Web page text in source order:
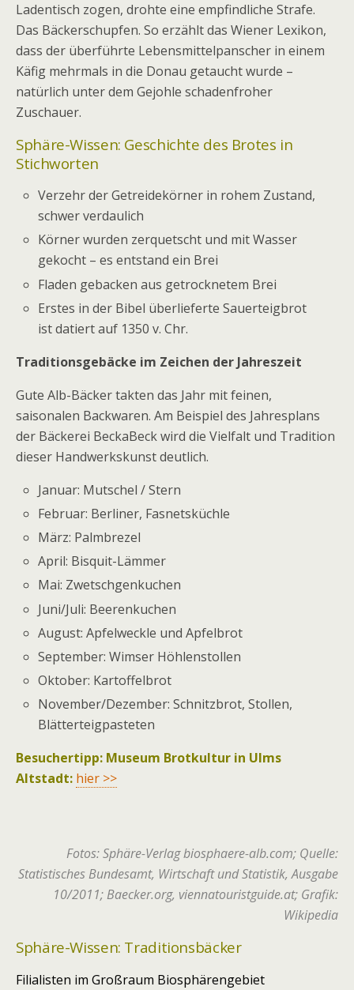
Ladentisch zogen, drohte eine empfindliche Strafe.
Das Bäckerschupfen. So erzählt das Wiener Lexikon,
dass der überführte Lebensmittelpanscher in einem
Käfig mehrmals in die Donau getaucht wurde –
natürlich unter dem Gejohle schadenfroher
Zuschauer.
Sphäre-Wissen: Geschichte des Brotes in
Stichworten
Verzehr der Getreidekörner in rohem Zustand,
schwer verdaulich
Körner wurden zerquetscht und mit Wasser
gekocht – es entstand ein Brei
Fladen gebacken aus getrocknetem Brei
Erstes in der Bibel überlieferte Sauerteigbrot
ist datiert auf 1350 v. Chr.
Traditionsgebäcke im Zeichen der Jahreszeit
Gute Alb-Bäcker takten das Jahr mit feinen,
saisonalen Backwaren. Am Beispiel des Jahresplans
der Bäckerei BeckaBeck wird die Vielfalt und Tradition
dieser Handwerkskunst deutlich.
Januar: Mutschel / Stern
Februar: Berliner, Fasnetsküchle
März: Palmbrezel
April: Bisquit-Lämmer
Mai: Zwetschgenkuchen
Juni/Juli: Beerenkuchen
August: Apfelweckle und Apfelbrot
September: Wimser Höhlenstollen
Oktober: Kartoffelbrot
November/Dezember: Schnitzbrot, Stollen,
Blätterteigpasteten
Besuchertipp: Museum Brotkultur in Ulms
Altstadt: hier >>
Fotos: Sphäre-Verlag biosphaere-alb.com; Quelle:
Statistisches Bundesamt, Wirtschaft und Statistik, Ausgabe
10/2011; Baecker.org, viennatouristguide.at; Grafik:
Wikipedia
Sphäre-Wissen: Traditionsbäcker
Filialisten im Großraum Biosphärengebiet